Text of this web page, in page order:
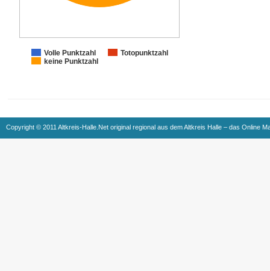
Volle Punktzahl
Totopunktzahl
keine Punktzahl
Copyright © 2011 Altkreis-Halle.Net original regional aus dem Altkreis Halle – das Online